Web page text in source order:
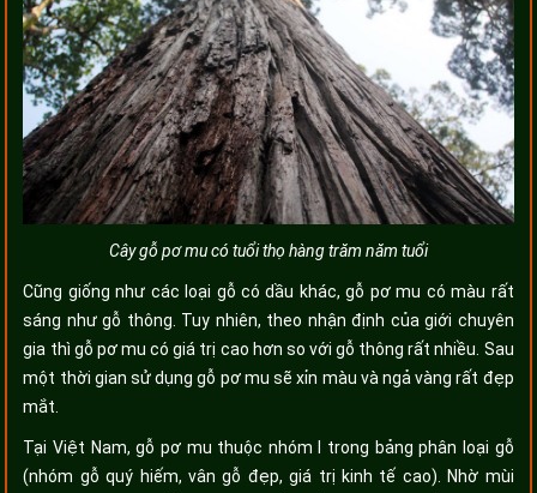
Cây gỗ pơ mu có tuổi thọ hàng trăm năm tuổi
Cũng giống như các loại gỗ có dầu khác, gỗ pơ mu có màu rất
sáng như gỗ thông. Tuy nhiên, theo nhận định của giới chuyên
gia thì gỗ pơ mu có giá trị cao hơn so với gỗ thông rất nhiều. Sau
một thời gian sử dụng gỗ pơ mu sẽ xỉn màu và ngả vàng rất đẹp
mắt.
Tại Việt Nam, gỗ pơ mu thuộc nhóm I trong bảng phân loại gỗ
(nhóm gỗ quý hiếm, vân gỗ đẹp, giá trị kinh tế cao). Nhờ mùi